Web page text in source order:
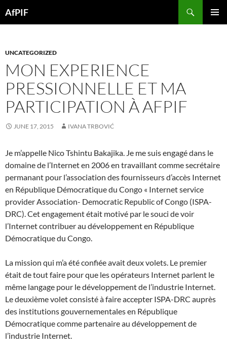
toAfPIF
UNCATEGORIZED
MON EXPERIENCE
PRESSIONNELLE ET MA
PARTICIPATION À AFPIF
JUNE 17, 2015 IVANA TRBOVIĆ
Je m’appelle Nico Tshintu Bakajika. Je me suis engagé dans le
domaine de l’Internet en 2006 en travaillant comme secrétaire
permanant pour l’association des fournisseurs d’accès Internet
en République Démocratique du Congo « Internet service
provider Association- Democratic Republic of Congo (ISPA-
DRC). Cet engagement était motivé par le souci de voir
l’Internet contribuer au développement en République
Démocratique du Congo.
La mission qui m’a été confiée avait deux volets. Le premier
était de tout faire pour que les opérateurs Internet parlent le
même langage pour le développement de l’industrie Internet.
Le deuxième volet consisté à faire accepter ISPA-DRC auprès
des institutions gouvernementales en République
Démocratique comme partenaire au développement de
l’industrie Internet.